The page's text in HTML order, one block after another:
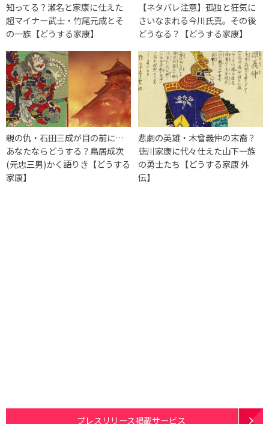
知ってる？瀬名と家康に仕えた
超マイナー武士・竹尾元成とそ
の一族【どうする家康】
【ネタバレ注意】孤独と狂気に
さいなまれる今川氏真。その後
どうなる？【どうする家康】
親の仇・石田三成が目の前に…
あなたならどうする？鳥居成次
(元忠三男)かく語りき【どうする
家康】
悲劇の英雄・木曾義仲の末裔？
徳川家康に代々仕えた山下一族
の勇士たち【どうする家康 外
伝】
プレスリリース掲載サービス